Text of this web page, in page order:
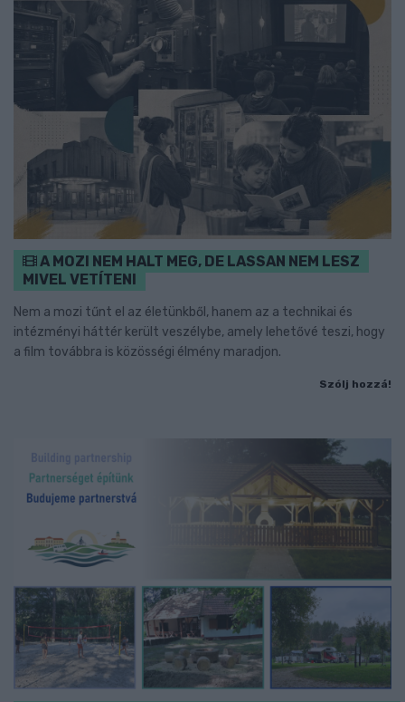
A MOZI NEM HALT MEG, DE LASSAN NEM LESZ
MIVEL VETÍTENI
Nem a mozi tűnt el az életünkből, hanem az a technikai és
intézményi háttér került veszélybe, amely lehetővé teszi, hogy
a film továbbra is közösségi élmény maradjon.
Szólj hozzá!